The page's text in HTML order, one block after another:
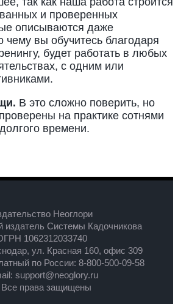
и проверенных
описываются даже
чему вы обучитесь благодаря
будет работать в любых
с одним или
В это сложно поверить, но
на практике сотнями
времени.
Неоглори
Системы Кадочникова
1062312033740
ул. Красная 160, офис 309
по России: 8-800-500-09-58
support@neoglory.ru
права защищены